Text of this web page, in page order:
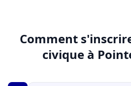
Comment
civique à